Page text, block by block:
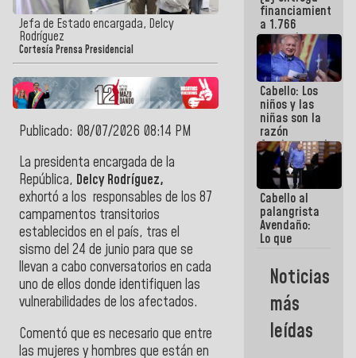
Jefa de Estado encargada, Delcy
Rodríguez
Cortesía Prensa Presidencial
Publicado: 08/07/2026 08:14 PM
La presidenta encargada de la
República, Delcy Rodríguez,
exhortó a los responsables de los 87
campamentos transitorios
establecidos en el país, tras el
sismo del 24 de junio para que se
llevan a cabo conversatorios en cada
uno de ellos donde identifiquen las
vulnerabilidades de los afectados.
Comentó que es necesario que entre
las mujeres y hombres que están en
Nacional
financiamientos
a 1.766
comerciantes
y
emprendedores
afectados
por
terremotos
Cabello: Los
niños y las
niñas son la
razón
fundamental
de todo lo
que
estamos
haciendo
Cabello al
palangrista
Avendaño:
Lo que
escribir
hazlo hoy
por que no
sabemos si
la semana
que viene
Noticias
más
leídas